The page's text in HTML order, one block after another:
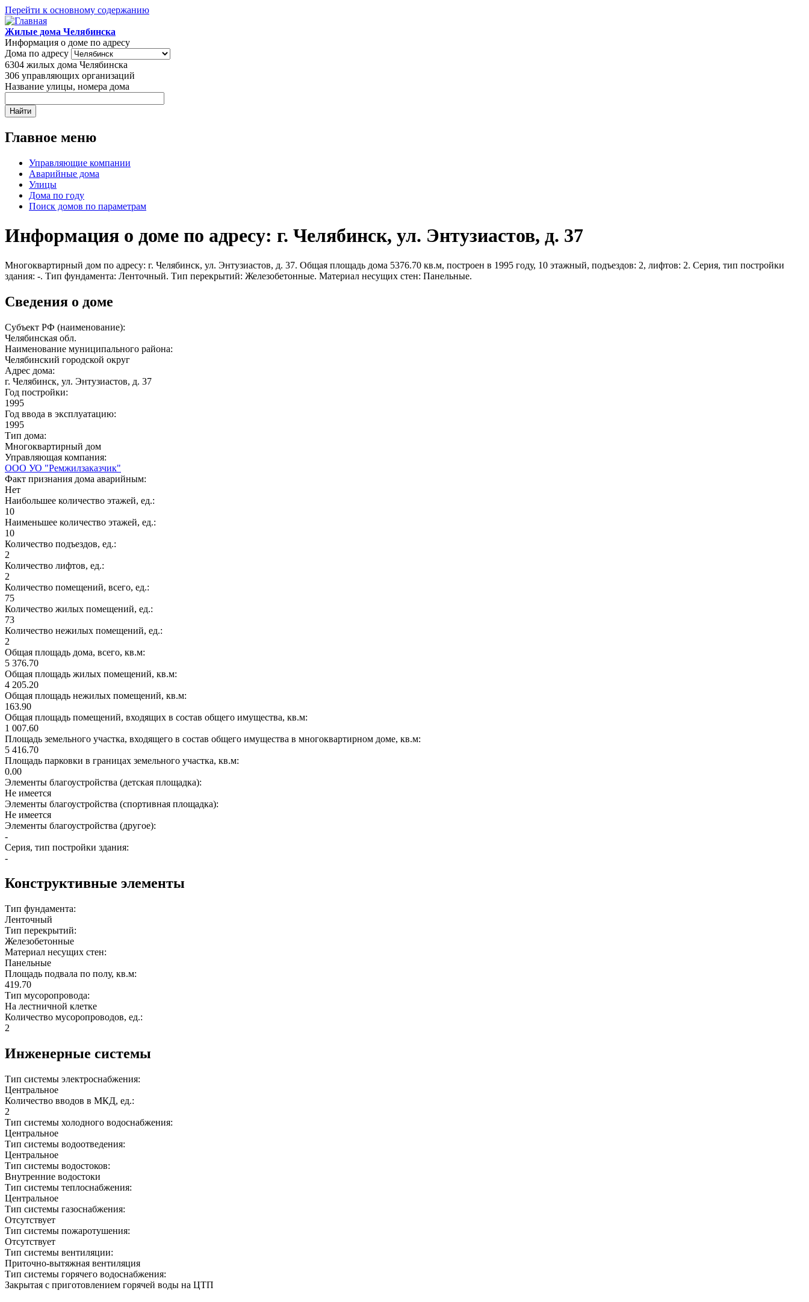
Перейти к основному содержанию
Жилые дома Челябинска
Информация о доме по адресу
Дома по адресу
6304 жилых дома Челябинска
306 управляющих организаций
Название улицы, номера дома
Главное меню
Управляющие компании
Аварийные дома
Улицы
Дома по году
Поиск домов по параметрам
Информация о доме по адресу: г. Челябинск, ул. Энтузиастов, д. 37
Многоквартирный дом по адресу: г. Челябинск, ул. Энтузиастов, д. 37. Общая площадь дома 5376.70 кв.м, построен в 1995 году, 10 этажный, подъездов: 2, лифтов: 2. Серия, тип постройки
здания: -. Тип фундамента: Ленточный. Тип перекрытий: Железобетонные. Материал несущих стен: Панельные.
Сведения о доме
Субъект РФ (наименование):
Челябинская обл.
Наименование муниципального района:
Челябинский городской округ
Адрес дома:
г. Челябинск, ул. Энтузиастов, д. 37
Год постройки:
1995
Год ввода в эксплуатацию:
1995
Тип дома:
Многоквартирный дом
Управляющая компания:
ООО УО "Ремжилзаказчик"
Факт признания дома аварийным:
Нет
Наибольшее количество этажей, ед.:
10
Наименьшее количество этажей, ед.:
10
Количество подъездов, ед.:
2
Количество лифтов, ед.:
2
Количество помещений, всего, ед.:
75
Количество жилых помещений, ед.:
73
Количество нежилых помещений, ед.:
2
Общая площадь дома, всего, кв.м:
5 376.70
Общая площадь жилых помещений, кв.м:
4 205.20
Общая площадь нежилых помещений, кв.м:
163.90
Общая площадь помещений, входящих в состав общего имущества, кв.м:
1 007.60
Площадь земельного участка, входящего в состав общего имущества в многоквартирном доме, кв.м:
5 416.70
Площадь парковки в границах земельного участка, кв.м:
0.00
Элементы благоустройства (детская площадка):
Не имеется
Элементы благоустройства (спортивная площадка):
Не имеется
Элементы благоустройства (другое):
-
Серия, тип постройки здания:
-
Конструктивные элементы
Тип фундамента:
Ленточный
Тип перекрытий:
Железобетонные
Материал несущих стен:
Панельные
Площадь подвала по полу, кв.м:
419.70
Тип мусоропровода:
На лестничной клетке
Количество мусоропроводов, ед.:
2
Инженерные системы
Тип системы электроснабжения:
Центральное
Количество вводов в МКД, ед.:
2
Тип системы холодного водоснабжения:
Центральное
Тип системы водоотведения:
Центральное
Тип системы водостоков:
Внутренние водостоки
Тип системы теплоснабжения:
Центральное
Тип системы газоснабжения:
Отсутствует
Тип системы пожаротушения:
Отсутствует
Тип системы вентиляции:
Приточно-вытяжная вентиляция
Тип системы горячего водоснабжения:
Закрытая с приготовлением горячей воды на ЦТП